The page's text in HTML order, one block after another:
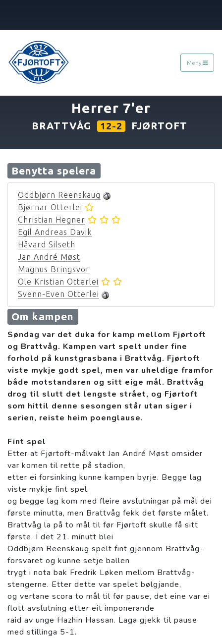
Meny
Herrer 7'er
BRATTVÅG 12-2 FJØRTOFT
Benytta spelera
Oddbjørn Reenskaug
Bjørnar Otterlei
Christian Hegner
Egil Andreas Davik
Håvard Silseth
Jan André Møst
Magnus Bringsvor
Ole Kristian Otterlei
Svenn-Even Otterlei
Om kampen
Søndag var det duka for kamp mellom Fjørtoft
og Brattvåg. Kampen vart spelt under fine
forhold på kunstgrasbana i Brattvåg. Fjørtoft
viste mykje godt spel, men var uheldige framfor
både motstandaren og sitt eige mål. Brattvåg
drog til slutt det lengste strået, og Fjørtoft
som hittil denne sesongen står utan siger i
serien, reiste heim poenglause.
Fint spel
Etter at Fjørtoft-målvakt Jan André Møst omsider
var komen til rette på stadion,
etter ei forsinking kunne kampen byrje. Begge lag
viste mykje fint spel,
og begge lag kom med fleire avslutningar på mål dei
første minutta, men Brattvåg fekk det første målet.
Brattvåg la på to mål til før Fjørtoft skulle få sitt
første. I det 21. minutt blei
Oddbjørn Reenskaug spelt fint gjennom Brattvåg-
forsvaret og kunne setje ballen
trygt i nota bak Fredrik Løken mellom Brattvåg-
stengerne. Etter dette var spelet bølgjande,
og vertane scora to mål til før pause, det eine var ei
flott avslutning etter eit imponerande
raid av unge Hazhin Hassan. Laga gjekk til pause
med stillinga 5-1.